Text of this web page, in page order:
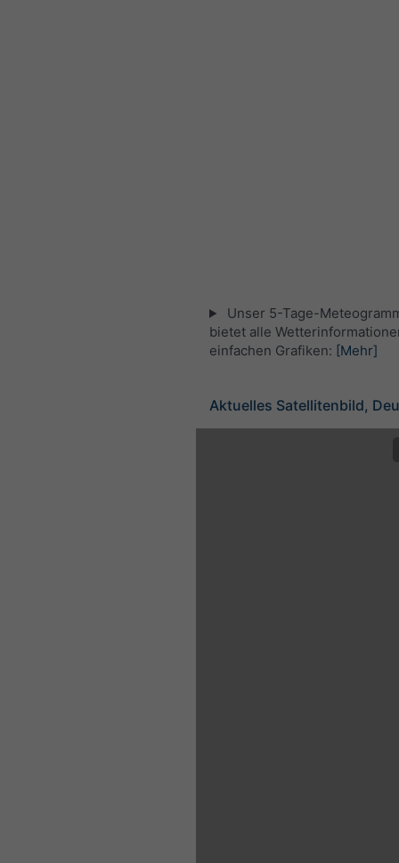
Unser 5-Tage-
bietet alle
einfachen Grafiken: [Mehr]
Aktuelles Satellitenbild,